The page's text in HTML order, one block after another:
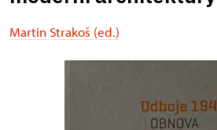
Martin Strakoš (ed.)